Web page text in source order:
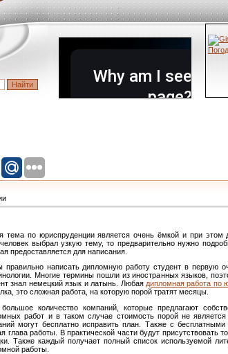
тема по юриспруденции является очень ёмкой и при этом
выбрал узкую тему, то предварительно нужно
предоставляется для написания.
правильно написать дипломную работу студент в первую
Многие термины пошли из иностранных языков,
знал немецкий язык и латынь. Любая дипломная работа по
это сложная работа, на которую порой тратят месяцы.
количество компаний, которые предлагают
работ и в таком случае стоимость порой не
могут бесплатно исправить план. Также с бесплатными
глава работы. В практической части будут присутствовать
Также каждый получает полный список используемой
работы.